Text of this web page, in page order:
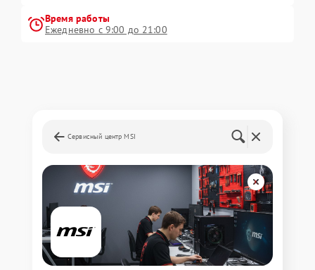
Время работы
Ежедневно с 9:00 до 21:00
Сервисный центр MSI